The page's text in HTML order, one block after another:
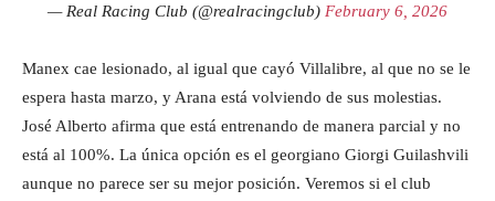
— Real Racing Club (@realracingclub) February 6, 2026
Manex cae lesionado, al igual que cayó Villalibre, al que no se le
espera hasta marzo, y Arana está volviendo de sus molestias.
José Alberto afirma que está entrenando de manera parcial y no
está al 100%. La única opción es el georgiano Giorgi Guilashvili
aunque no parece ser su mejor posición. Veremos si el club